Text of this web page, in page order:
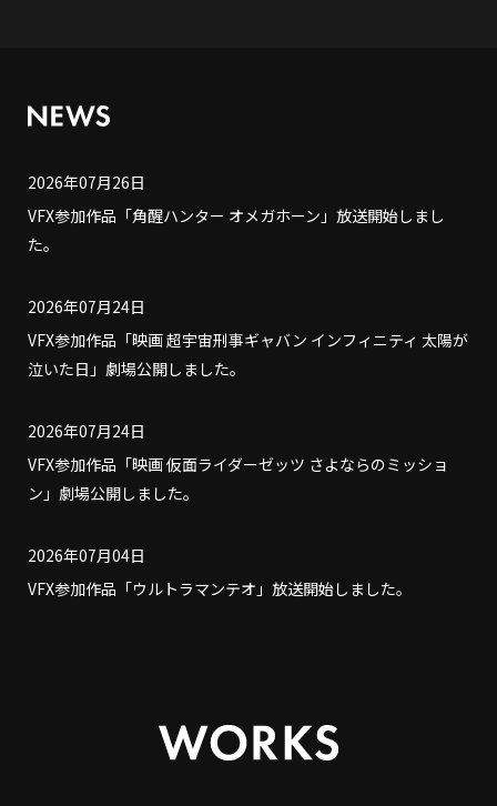
2026年07月26日
VFX参加作品「角醒ハンター オメガホーン」放送開始しまし
た。
2026年07月24日
VFX参加作品「映画 超宇宙刑事ギャバン インフィニティ 太陽が
泣いた日」劇場公開しました。
2026年07月24日
VFX参加作品「映画 仮面ライダーゼッツ さよならのミッショ
ン」劇場公開しました。
2026年07月04日
VFX参加作品「ウルトラマンテオ」放送開始しました。